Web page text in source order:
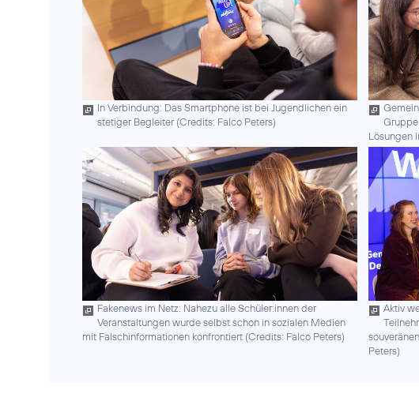
In Verbindung: Das Smartphone ist bei Jugendlichen ein
stetiger Begleiter (Credits: Falco Peters)
Lösungen
Fakenews im Netz: Nahezu alle Schüler:innen der
Veranstaltungen wurde selbst schon in sozialen Medien
mit Falschinformationen konfrontiert (Credits: Falco Peters)
Aktiv
Peters)